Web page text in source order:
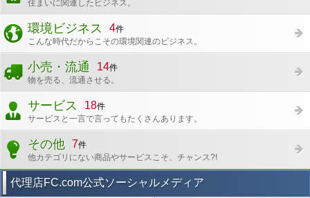
住まいに関連したビジネス。
環境ビジネス 4件
こんな時代だからこその環境関連のビジネス。
小売・流通 14件
物を売る、流通させる。
サービス 18件
サービスと一言で言ってもたくさんあります。
その他 7件
他カテゴリにない商品やサービスこそ、チャンス?!
代理店FC.com公式ソーシャルメディア